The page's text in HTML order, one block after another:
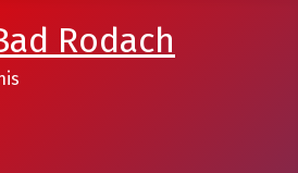
Rodach